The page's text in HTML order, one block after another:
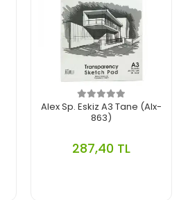
Alex Sp. Eskiz A3 Tane (Alx-
863)
287,40 TL